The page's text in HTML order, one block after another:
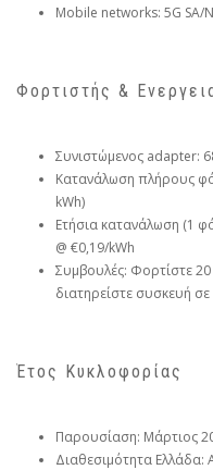
Mobile networks: 5G SA/
Φορτιστής &
Συνιστώμενος adapter:
Κατανάλωση πλήρους
kWh)
Ετήσια κατανάλωση (1
@ €0,19/kWh
Συμβουλές: Φορτίστε
διατηρείστε συσκευή σε
Έτος Κυκλοφορίας
Παρουσίαση: Μάρτιος
Διαθεσιμότητα Ελλάδα: